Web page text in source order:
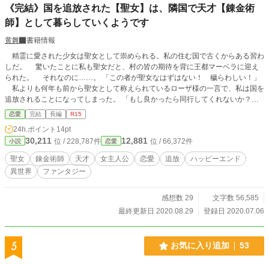
《完結》国を追放された【聖女】は、隣国で天才【錬金術
師】として暮らしていくようです
黄舞
書籍情報
精霊に愛された少女は聖女として崇められる。私の住む国で古くからある習わ
しだ。 驚いたことに私も聖女だと、村の皆の期待を背に王都マーベラに迎え
られた。 それなのに……。 「この者が聖女なはずはない！ 穢らわしい！」
私よりも何年も前から聖女として称えられているローザ様の一言で、私は国を
追放されることになってしまった。 「もし良かったら同行してくれないか？」
隣国に向かう途中で命を救ったやり手の商人アベルに色々と助けてもらうこと
に。 その隣国では精霊の力を利用する技術を使う者は【錬金術師】と呼ばれ
ていて……。 第五元素エーテルの精霊に愛された私は、生まれた国を追放さ
れたけれど、隣国で天才錬金術師として暮らしていくようです！！ この物語
は、国を追放された聖女と、助けたやり手商人との恋愛話です。 追放ものな
ので、最初の方で3話毎にざまぁ描写があります。 薬の効果を示すためにたま
に人が怪我をしますがグロ描写はありません。 作者が化学好きなので、少し
恋愛 完結 長編 R15
24h.ポイント 14pt
小説 30,211 位 / 228,787件 恋愛 12,881 位 / 66,372件
聖女 錬金術師 天才 女主人公 恋愛 追放
ハッピーエンド
異世界
ファンタジー
感想数 29
文字数 56,585
最終更新日 2020.08.29
登録日 2020.07.06
5 お気に入り追加 53